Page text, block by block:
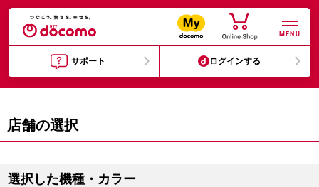
MENU
サポート ログインする
店舗の選択
選択した機種・カラー